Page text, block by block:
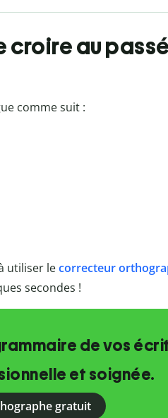
croire au passé
comme suit :
utiliser lecorrecteur
secondes !
de vos
et soignée.
gratuit